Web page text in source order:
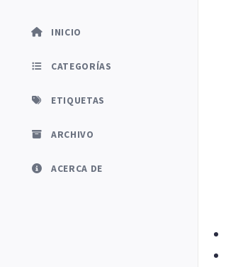
INICIO
CATEGORÍAS
ETIQUETAS
ARCHIVO
ACERCA DE